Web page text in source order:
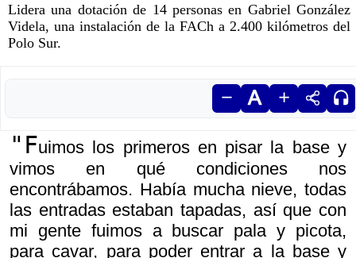
Lidera una dotación de 14 personas en Gabriel González
Videla, una instalación de la FACh a 2.400 kilómetros del
Polo Sur.
"Fuimos los primeros en pisar la base y
vimos en qué condiciones nos
encontrábamos. Había mucha nieve, todas
las entradas estaban tapadas, así que con
mi gente fuimos a buscar pala y picota,
para cavar, para poder entrar a la base y